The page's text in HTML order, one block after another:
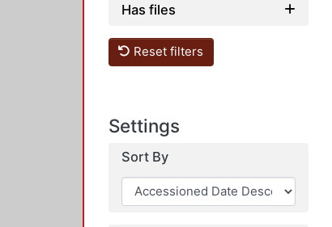
Has files
Reset filters
Settings
Sort By